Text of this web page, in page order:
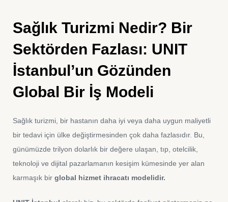
Sağlık Turizmi Nedir? Bir
Sektörden Fazlası: UNIT
İstanbul’un Gözünden
Global Bir İş Modeli
Sağlık turizmi, bir hastanın daha iyi veya daha uygun maliyetli
bir tedavi için ülke değiştirmesinden çok daha fazlasıdır. Bu,
günümüzde trilyon dolarlık bir değere ulaşan, tıp, otelcilik,
teknoloji ve dijital pazarlamanın kesişim kümesinde yer alan
karmaşık bir global hizmet ihracatı modelidir.